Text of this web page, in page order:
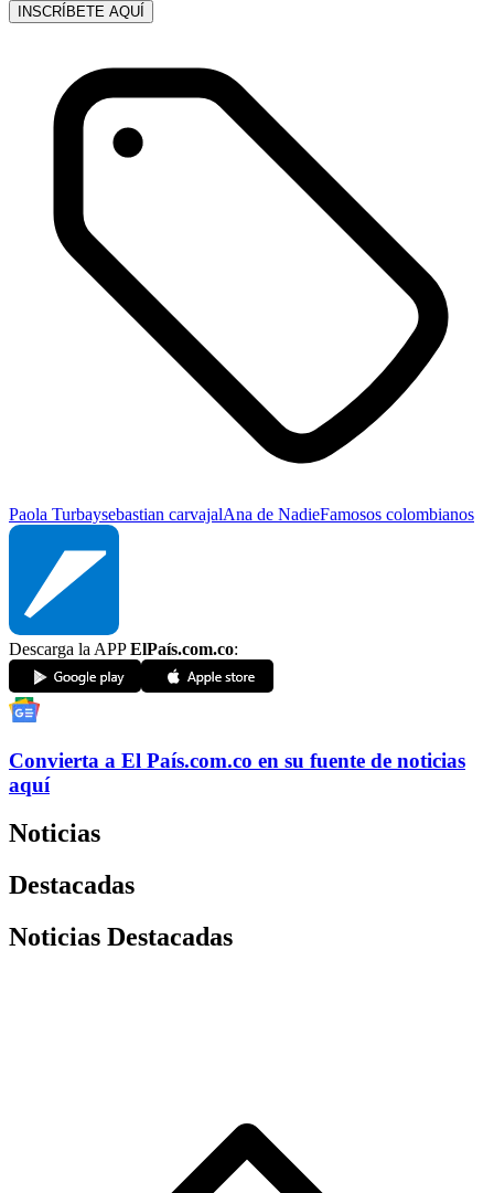
INSCRÍBETE AQUÍ
Paola Turbaysebastian carvajalAna de NadieFamosos colombianos
Descarga la APPElPaís.com.co:
Convierta a El País.com.co en su fuente de noticias
aquí
Noticias
Destacadas
Noticias Destacadas